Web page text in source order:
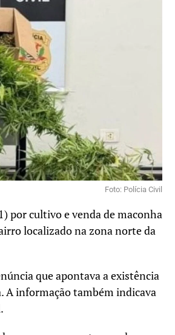
Foto: Polícia Civil
por cultivo e venda de maconha
localizado na zona norte da
que apontava a existência
A informação também indicava